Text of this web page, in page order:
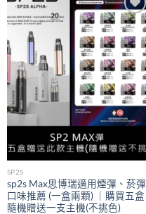
Add to
wishlist
SP2S
sp2s Max思博瑞適用煙彈、菸彈
口味推薦 (一盒兩顆) ｜購買五盒
隨機贈送一支主機(不挑色)